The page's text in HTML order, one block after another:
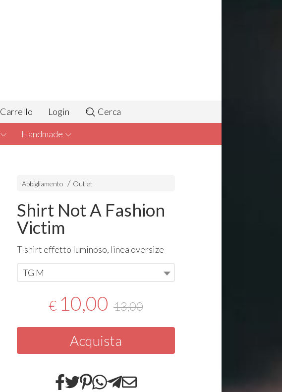
Carrello Login Cerca
Handmade
Abbigliamento Outlet
Shirt Not A Fashion
Victim
T-shirt effetto luminoso, linea oversize
TG M
€ 10,00 13,00
Acquista